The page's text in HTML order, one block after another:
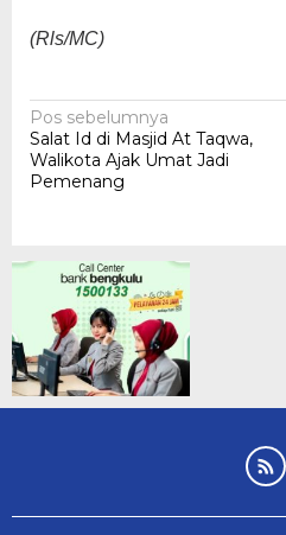
(Rls/MC)
Navigasi
pos
Pos sebelumnya
Salat Id di Masjid At Taqwa,
Walikota Ajak Umat Jadi
Pemenang